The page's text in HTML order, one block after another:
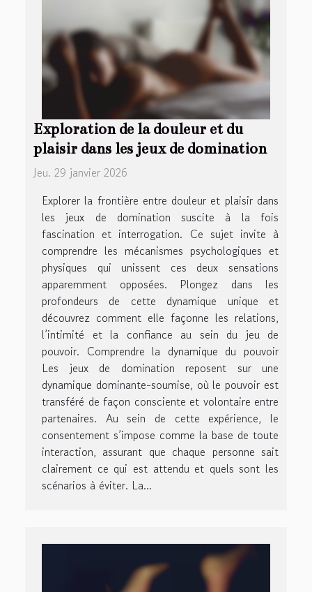
Exploration de la douleur et du
plaisir dans les jeux de domination
Jeu. 29 janvier 2026
Explorer la frontière entre douleur et plaisir dans
les jeux de domination suscite à la fois
fascination et interrogation. Ce sujet invite à
comprendre les mécanismes psychologiques et
physiques qui unissent ces deux sensations
apparemment opposées. Plongez dans les
profondeurs de cette dynamique unique et
découvrez comment elle façonne les relations,
l’intimité et la confiance au sein du jeu de
pouvoir. Comprendre la dynamique du pouvoir
Les jeux de domination reposent sur une
dynamique dominante-soumise, où le pouvoir est
transféré de façon consciente et volontaire entre
partenaires. Au sein de cette expérience, le
consentement s’impose comme la base de toute
interaction, assurant que chaque personne sait
clairement ce qui est attendu et quels sont les
scénarios à éviter. La...